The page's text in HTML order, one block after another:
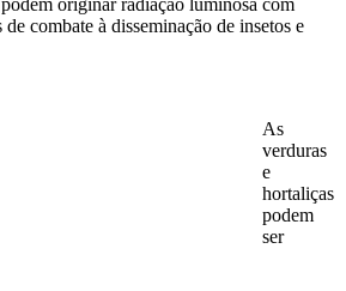
originar radiação luminosa com
combate à disseminação de insetos e
As
verduras
e
hortaliças
podem
ser